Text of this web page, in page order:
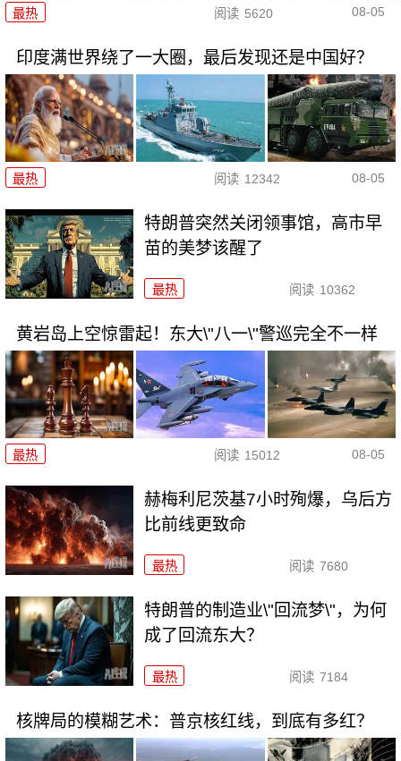
最热 阅读 5620 08-05
印度满世界绕了一大圈，最后发现还是中国好？
最热 阅读 12342 08-05
特朗普突然关闭领事馆，高市早
苗的美梦该醒了
最热 阅读 10362
黄岩岛上空惊雷起！东大\"八一\"警巡完全不一样
最热 阅读 15012 08-05
赫梅利尼茨基7小时殉爆，乌后方
比前线更致命
最热 阅读 7680
特朗普的制造业\"回流梦\"，为何
成了回流东大？
最热 阅读 7184
核牌局的模糊艺术：普京核红线，到底有多红？